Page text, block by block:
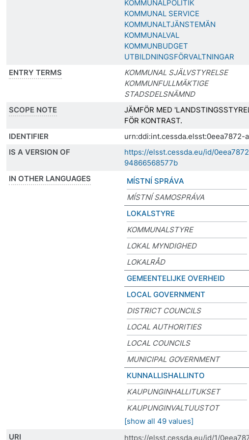
KOMMUNALPOLITIK
KOMMUNAL SERVICE
KOMMUNALTJÄNSTEMÄN
KOMMUNALVAL
KOMMUNBUDGET
UTBILDNINGSFÖRVALTNINGAR
ENTRY TERMS
KOMMUNAL SJÄLVSTYRELSE
KOMMUNFULLMÄKTIGE
STADSDELSNÄMND
SCOPE NOTE
JÄMFÖR MED
FÖR KONTRAST.
IDENTIFIER
IS A VERSION OF
https://elsst.cessda.eu/id/
94866568577b
IN OTHER LANGUAGES
MÍSTNÍ SPRÁVA
MÍSTNÍ SAMOSPRÁVA
LOKALSTYRE
KOMMUNALSTYRE
LOKAL MYNDIGHED
LOKALRÅD
GEMEENTELIJKE OVERHEID
LOCAL GOVERNMENT
DISTRICT COUNCILS
LOCAL AUTHORITIES
LOCAL COUNCILS
MUNICIPAL GOVERNMENT
KUNNALLISHALLINTO
KAUPUNGINHALLITUKSET
KAUPUNGINVALTUUSTOT
[show all 49 values]
URI
https://elsst.cessda.eu/id/1/